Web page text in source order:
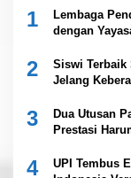
1
Lembaga
dengan
2
Siswi Terbaik
Jelang
3
Dua Utusan
Prestasi
4
UPI Tembus